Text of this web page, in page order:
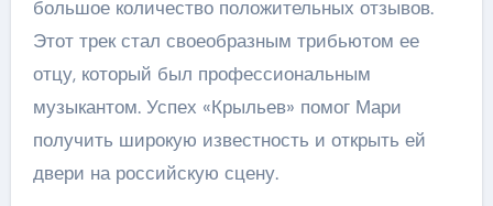
большое количество положительных отзывов.
Этот трек стал своеобразным трибьютом ее
отцу, который был профессиональным
музыкантом. Успех «Крыльев» помог Мари
получить широкую известность и открыть ей
двери на российскую сцену.